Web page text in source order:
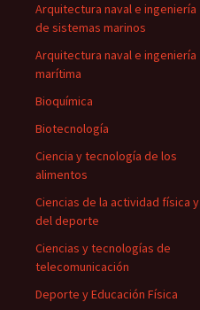
Arquitectura naval e ingeniería
de sistemas marinos
Arquitectura naval e ingeniería
marítima
Bioquímica
Biotecnología
Ciencia y tecnología de los
alimentos
Ciencias de la actividad física y
del deporte
Ciencias y tecnologías de
telecomunicación
Deporte y Educación Física